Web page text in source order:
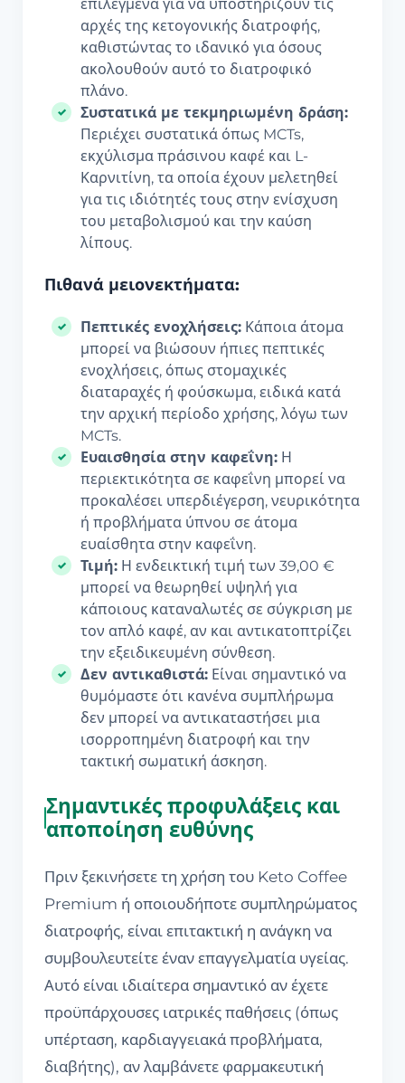
επιλεγμένα για να υποστηρίζουν τις
αρχές της κετογονικής διατροφής,
καθιστώντας το ιδανικό για όσους
ακολουθούν αυτό το διατροφικό
πλάνο.
Συστατικά με τεκμηριωμένη δράση:
Περιέχει συστατικά όπως MCTs,
εκχύλισμα πράσινου καφέ και L-
Καρνιτίνη, τα οποία έχουν μελετηθεί
για τις ιδιότητές τους στην ενίσχυση
του μεταβολισμού και την καύση
λίπους.
Πιθανά μειονεκτήματα:
Πεπτικές ενοχλήσεις: Κάποια άτομα
μπορεί να βιώσουν ήπιες πεπτικές
ενοχλήσεις, όπως στομαχικές
διαταραχές ή φούσκωμα, ειδικά κατά
την αρχική περίοδο χρήσης, λόγω των
MCTs.
Ευαισθησία στην καφεΐνη: Η
περιεκτικότητα σε καφεΐνη μπορεί να
προκαλέσει υπερδιέγερση, νευρικότητα
ή προβλήματα ύπνου σε άτομα
ευαίσθητα στην καφεΐνη.
Τιμή: Η ενδεικτική τιμή των 39,00 €
μπορεί να θεωρηθεί υψηλή για
κάποιους καταναλωτές σε σύγκριση με
τον απλό καφέ, αν και αντικατοπτρίζει
την εξειδικευμένη σύνθεση.
Δεν αντικαθιστά: Είναι σημαντικό να
θυμόμαστε ότι κανένα συμπλήρωμα
δεν μπορεί να αντικαταστήσει μια
ισορροπημένη διατροφή και την
τακτική σωματική άσκηση.
Σημαντικές προφυλάξεις και
αποποίηση ευθύνης
Πριν ξεκινήσετε τη χρήση του Keto Coffee
Premium ή οποιουδήποτε συμπληρώματος
διατροφής, είναι επιτακτική η ανάγκη να
συμβουλευτείτε έναν επαγγελματία υγείας.
Αυτό είναι ιδιαίτερα σημαντικό αν έχετε
προϋπάρχουσες ιατρικές παθήσεις (όπως
υπέρταση, καρδιαγγειακά προβλήματα,
διαβήτης), αν λαμβάνετε φαρμακευτική